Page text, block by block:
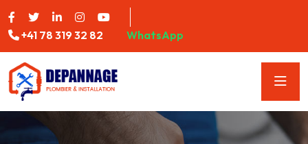
+41 78 319 32 82 WhatsApp